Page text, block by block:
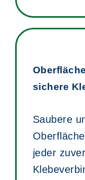
sichere
Saubere
jeder